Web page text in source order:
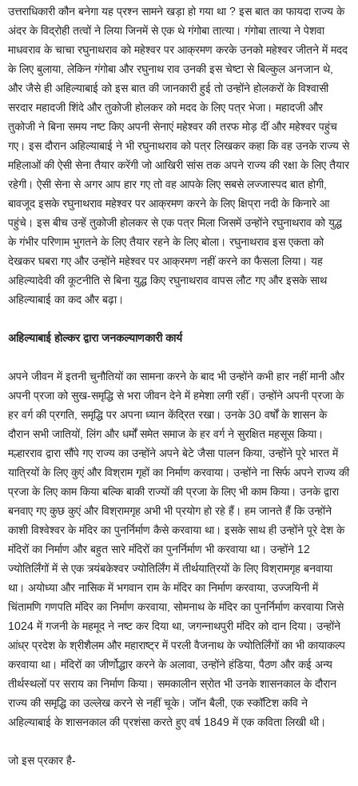
उत्तराधिकारी कौन बनेगा यह प्रश्न सामने खड़ा हो गया था ? इस बात का फायदा राज्य के
अंदर के विद्रोही तत्वों ने लिया जिनमें से एक थे गंगोबा तात्या। गंगोबा तात्या ने पेशवा
माधवराव के चाचा रघुनाथराव को महेश्वर पर आक्रमण करके उनको महेश्वर जीतने में मदद
के लिए बुलाया, लेकिन गंगोबा और रघुनाथ राव उनकी इस चेष्टा से बिल्कुल अनजान थे,
और जैसे ही अहिल्याबाई को इस बात की जानकारी हुई तो उन्होंने होलकरों के विश्वासी
सरदार महादजी शिंदे और तुकोजी होलकर को मदद के लिए पत्र भेजा। महादजी और
तुकोजी ने बिना समय नष्ट किए अपनी सेनाएं महेश्वर की तरफ मोड़ दीं और महेश्वर पहुंच
गए। इस दौरान अहिल्याबाई ने भी रघुनाथराव को पत्र लिखकर कहा कि वह उनके राज्य से
महिलाओं की ऐसी सेना तैयार करेंगी जो आखिरी सांस तक अपने राज्य की रक्षा के लिए तैयार
रहेगी। ऐसी सेना से अगर आप हार गए तो वह आपके लिए सबसे लज्जास्पद बात होगी,
बावजूद इसके रघुनाथराव महेश्वर पर आक्रमण करने के लिए क्षिप्रा नदी के किनारे आ
पहुंचे। इस बीच उन्हें तुकोजी होलकर से एक पत्र मिला जिसमें उन्होंने रघुनाथराव को युद्ध
के गंभीर परिणाम भुगतने के लिए तैयार रहने के लिए बोला। रघुनाथराव इस एकता को
देखकर घबरा गए और उन्होंने महेश्वर पर आक्रमण नहीं करने का फैसला लिया। यह
अहिल्यादेवी की कूटनीति से बिना युद्ध किए रघुनाथराव वापस लौट गए और इसके साथ
अहिल्याबाई का कद और बढ़ा।
अहिल्याबाई होल्कर द्वारा जनकल्याणकारी कार्य
अपने जीवन में इतनी चुनौतियों का सामना करने के बाद भी उन्होंने कभी हार नहीं मानी और
अपनी प्रजा को सुख-समृद्धि से भरा जीवन देने में हमेशा लगी रहीं। उन्होंने अपनी प्रजा के
हर वर्ग की प्रगति, समृद्धि पर अपना ध्यान केंद्रित रखा। उनके 30 वर्षों के शासन के
दौरान सभी जातियों, लिंग और धर्मों समेत समाज के हर वर्ग ने सुरक्षित महसूस किया।
मल्हारराव द्वारा सौंपे गए राज्य का उन्होंने अपने बेटे जैसा पालन किया, उन्होंने पूरे भारत में
यात्रियों के लिए कुएं और विश्राम गृहों का निर्माण करवाया। उन्होंने ना सिर्फ अपने राज्य की
प्रजा के लिए काम किया बल्कि बाकी राज्यों की प्रजा के लिए भी काम किया। उनके द्वारा
बनवाए गए कुछ कुएं और विश्रामगृह अभी भी प्रयोग हो रहे हैं। हम जानते हैं कि उन्होंने
काशी विश्वेश्वर के मंदिर का पुनर्निर्माण कैसे करवाया था। इसके साथ ही उन्होंने पूरे देश के
मंदिरों का निर्माण और बहुत सारे मंदिरों का पुनर्निर्माण भी करवाया था। उन्होंने 12
ज्योतिर्लिंगों में से एक त्र्यंबकेश्वर ज्योतिर्लिंग में तीर्थयात्रियों के लिए विश्रामगृह बनवाया
था। अयोध्या और नासिक में भगवान राम के मंदिर का निर्माण करवाया, उज्जयिनी में
चिंतामणि गणपति मंदिर का निर्माण करवाया, सोमनाथ के मंदिर का पुनर्निर्माण करवाया जिसे
1024 में गजनी के महमूद ने नष्ट कर दिया था, जगन्नाथपुरी मंदिर को दान दिया। उन्होंने
आंध्र प्रदेश के श्रीशैलम और महाराष्ट्र में परली वैजनाथ के ज्योतिर्लिंगों का भी कायाकल्प
करवाया था। मंदिरों का जीर्णोद्धार करने के अलावा, उन्होंने हंडिया, पैठण और कई अन्य
तीर्थस्थलों पर सराय का निर्माण किया। समकालीन स्रोत भी उनके शासनकाल के दौरान
राज्य की समृद्धि का उल्लेख करने से नहीं चूके। जॉन बैली, एक स्कॉटिश कवि ने
अहिल्याबाई के शासनकाल की प्रशंसा करते हुए वर्ष 1849 में एक कविता लिखी थी।
जो इस प्रकार है-